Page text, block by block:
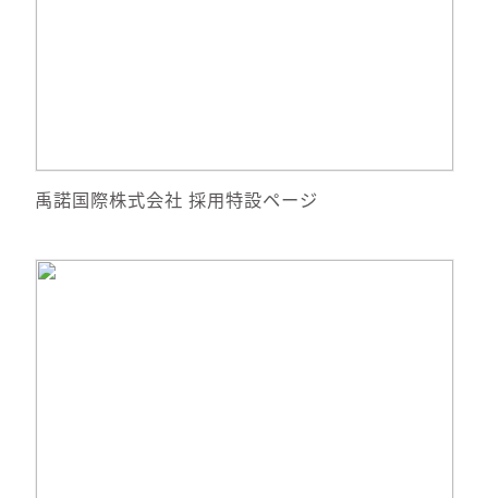
サイトへ移動
禹諾国際株式会社 採用特設ページ
詳細情報